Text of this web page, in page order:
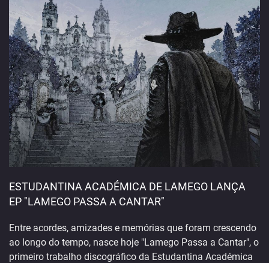
ESTUDANTINA ACADÉMICA DE LAMEGO LANÇA
EP "LAMEGO PASSA A CANTAR"
Entre acordes, amizades e memórias que foram crescendo
ao longo do tempo, nasce hoje "Lamego Passa a Cantar", o
primeiro trabalho discográfico da Estudantina Académica